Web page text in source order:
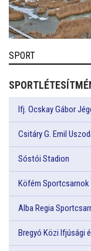
SPORT
Ifj. Ocskay Gábor
Csitáry G. Emil
Sóstói Stadion
Köfém Sportcsarnok
Alba Regia
Bregyó Közi Ifjúsági